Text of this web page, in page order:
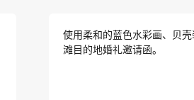
使用柔和的蓝色水彩画、贝
滩目的地婚礼邀请函。